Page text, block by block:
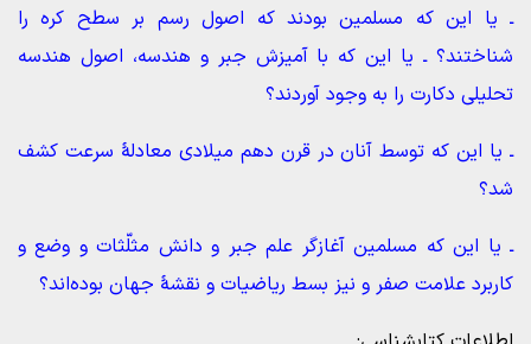
ـ یا این که مسلمین بودند که اصول رسم بر سطح کره را
شناختند؟ ـ یا این که با آمیزش جبر و هندسه، اصول هندسه
تحلیلی دکارت را به وجود آوردند؟
ـ یا این که توسط آنان در قرن دهم میلادی معادلۀ سرعت کشف
شد؟
ـ یا این که مسلمین آغازگر علم جبر و دانش مثلّثات و وضع و
کاربرد علامت صفر و نیز بسط ریاضیات و نقشۀ جهان بوده‌اند؟